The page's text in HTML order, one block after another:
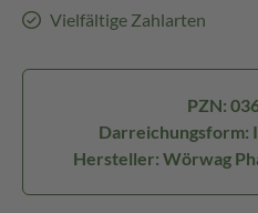
Vielfältige Zahlarten
PZN:
Darreichungsform:
Hersteller: Wörwag